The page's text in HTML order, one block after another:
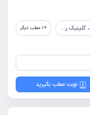
+
1 مطب دیگر
نوبت مطب بگیرید